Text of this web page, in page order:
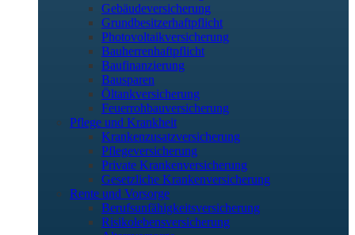
Gebäudeversicherung
Grundbesitzerhaftpflicht
Photovoltaikversicherung
Bauherrenhaftpflicht
Baufinanzierung
Bausparen
Öltankversicherung
Feuerrohbauversicherung
Pflege und Krankheit
Krankenzusatzversicherung
Pflegeversicherung
Private Krankenversicherung
Gesetzliche Krankenversicherung
Rente und Vorsorge
Berufs­unfähigkeitsversicherung
Risikolebensversicherung